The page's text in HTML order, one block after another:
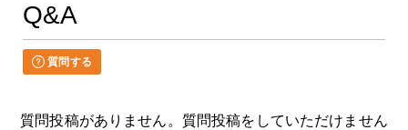
Q&A
質問する
質問投稿がありません。質問投稿をしていただけません